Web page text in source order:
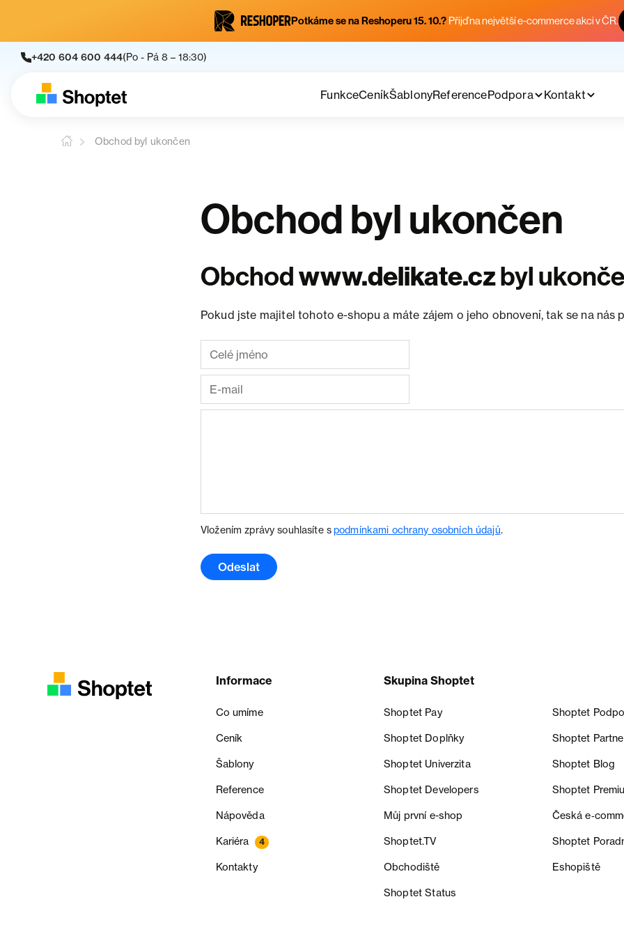
Potkáme se na Reshoperu 15. 10.? Přijď na největší e-commerce akci v ČR.
+420 604 600 444(Po - Pá 8 – 18:30)
FunkceCeníkŠablonyReferencePodpora Kontakt
Obchod byl ukončen
Obchod byl ukončen
Obchodwww.delikate.czbyl
Pokud jste majitel tohoto e-shopu a máte zájem o jeho obnovení, tak se na nás
Vložením zprávy souhlasíte spodmínkami ochrany osobních údajů.
Odeslat
Informace
Co umíme
Ceník
Šablony
Reference
Nápověda
Kariéra 4
Kontakty
Skupina Shoptet
Shoptet Pay Shoptet
Shoptet Doplňky Shoptet
Shoptet Univerzita Shoptet Blog
Shoptet Developers Shoptet
Můj první e-shop Česká
Shoptet.TV Shoptet
Obchodiště Eshopiště
Shoptet Status